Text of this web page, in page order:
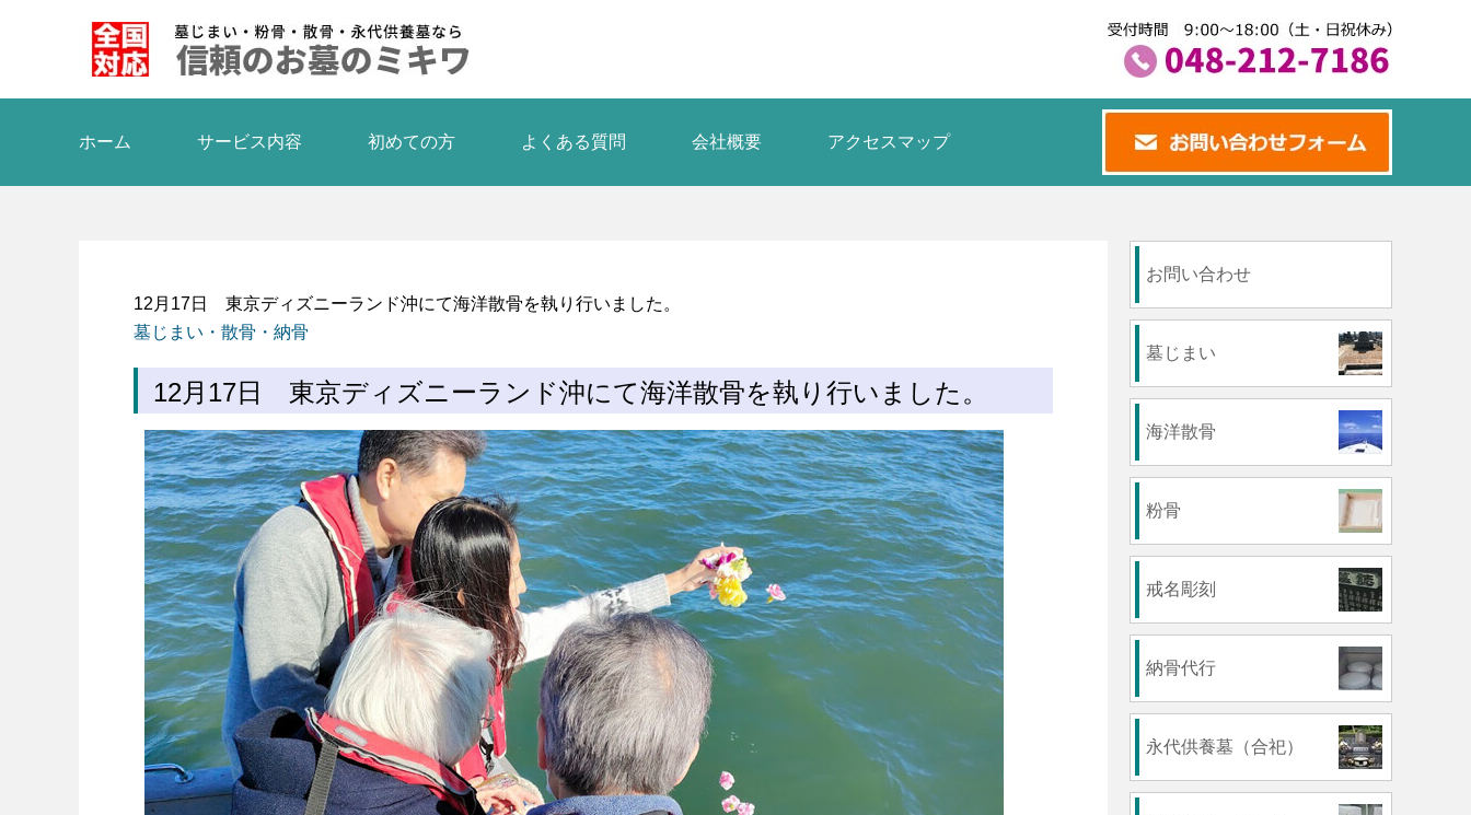
ホーム サービス内容 初めての方 よくある質問 会社概要 アクセスマップ
12月17日 東京ディズニーランド沖にて海洋散骨を執り行いました。
墓じまい・散骨・納骨
12月17日 東京ディズニーランド沖にて海洋散骨を執り行いました。
お問い合わせ
墓じまい
海洋散骨
粉骨
戒名彫刻
納骨代行
永代供養墓（合祀）